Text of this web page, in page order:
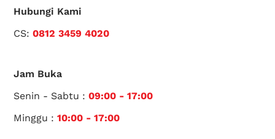
Hubungi Kami
CS:0812 3459 4020
Jam Buka
Senin - Sabtu :09:00 - 17:00
Minggu :10:00 - 17:00